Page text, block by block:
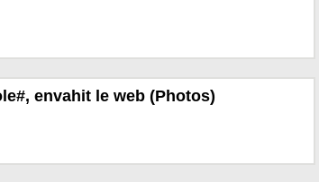
envahit le web (Photos)